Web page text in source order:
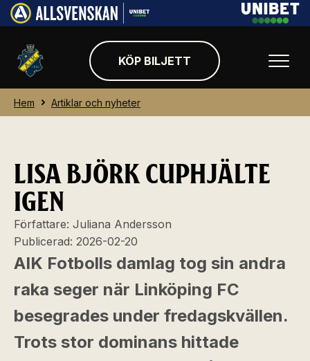
KÖP BILJETT
Hem Artiklar och nyheter
LISA BJÖRK CUPHJÄLTE
IGEN
Författare: Juliana Andersson
Publicerad: 2026-02-20
AIK Fotbolls damlag tog sin andra
raka seger när Linköping FC
besegrades under fredagskvällen.
Trots stor dominans hittade